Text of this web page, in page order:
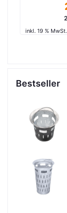
inkl. 19 %
Bestseller